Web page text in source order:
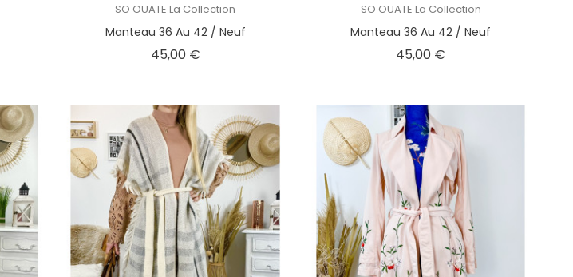
SO OUATE La Collection
Manteau 36 Au 42 / Neuf
45,00 €Prix
SO OUATE La Collection
Manteau 36 Au 42 / Neuf
45,00 €